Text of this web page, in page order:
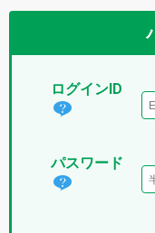
ログインID
ログ
IDと
パスワード
パス